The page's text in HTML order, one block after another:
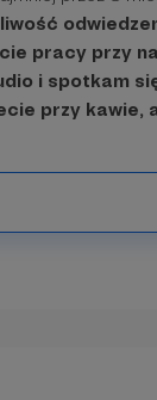
pracy przy
i spotkam
przy kawie,